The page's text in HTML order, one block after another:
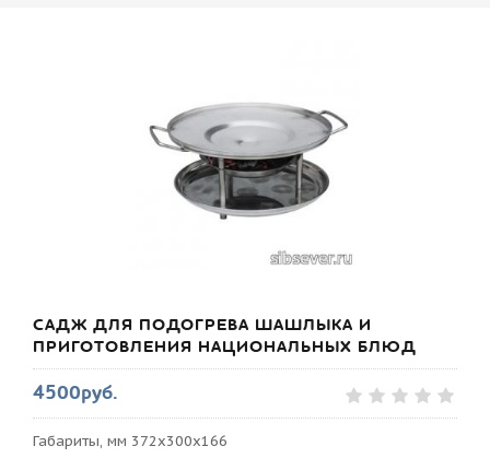
САДЖ ДЛЯ ПОДОГРЕВА ШАШЛЫКА И
ПРИГОТОВЛЕНИЯ НАЦИОНАЛЬНЫХ БЛЮД
4500руб.
Габариты, мм 372х300х166